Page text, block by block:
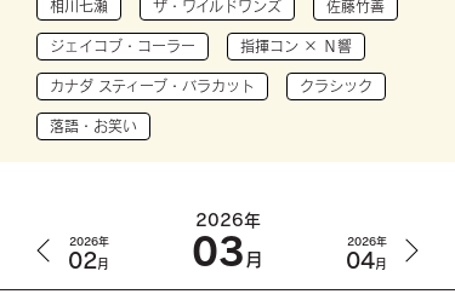
相川七瀬 ザ・ワイルドワンズ 佐藤竹善
ジェイコブ・コーラー 指揮コン × Ｎ響
カナダ スティーブ・バラカット クラシック
落語・お笑い
2026年
02月
2026年
03 月
2026年
04月